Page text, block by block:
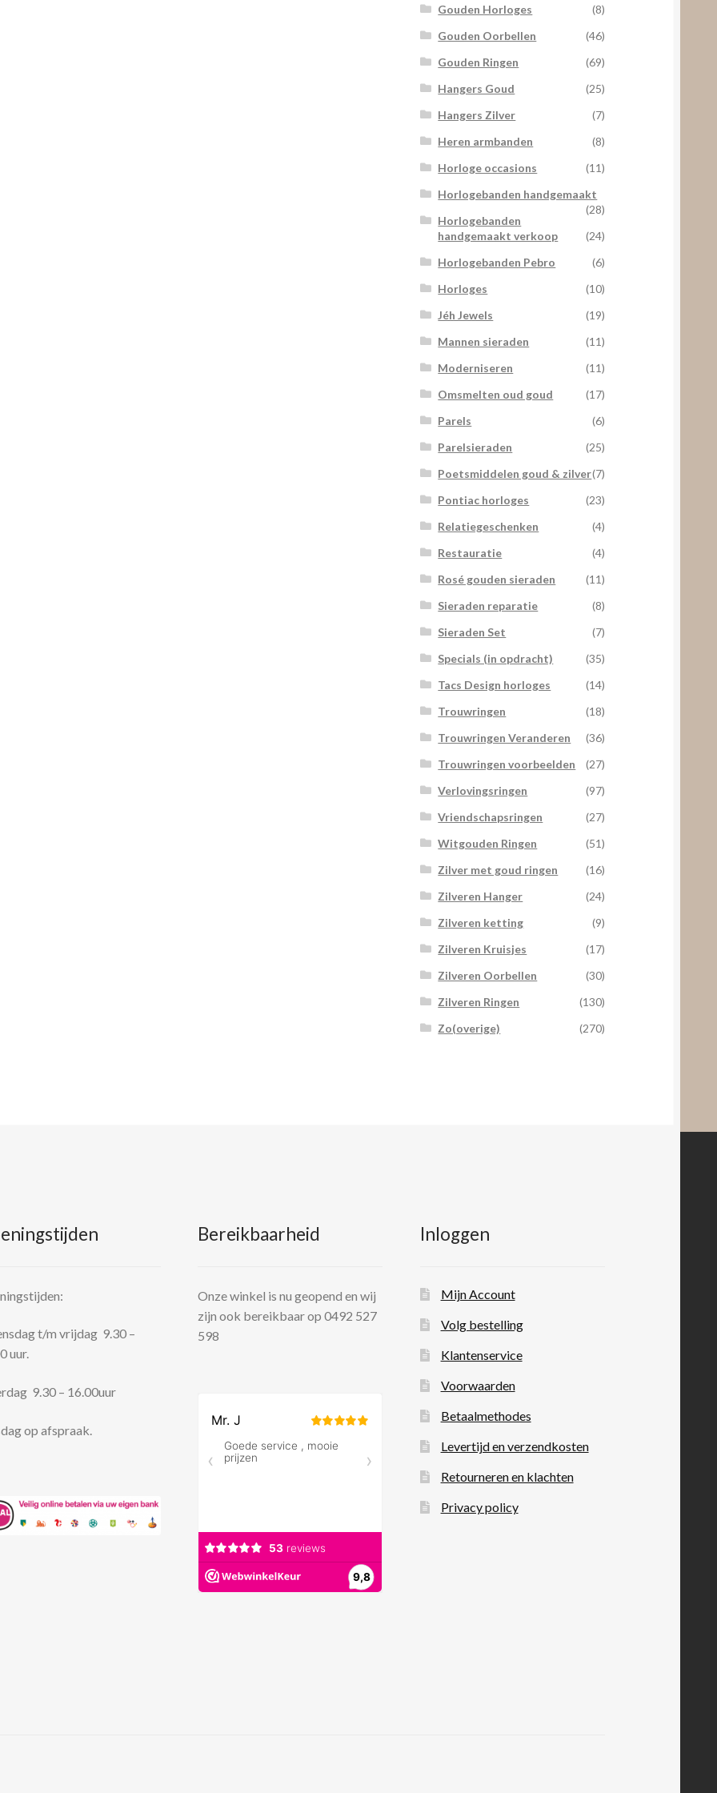
Gouden Horloges
(8)
Gouden Oorbellen
(46)
Gouden Ringen
(69)
Hangers Goud
(25)
Hangers Zilver
(7)
Heren armbanden
(8)
Horloge occasions
(11)
Horlogebanden handgemaakt
(28)
Horlogebanden
handgemaakt verkoop
(24)
Horlogebanden Pebro
(6)
Horloges
(10)
Jéh Jewels
(19)
Mannen sieraden
(11)
Moderniseren
(11)
Omsmelten oud goud
(17)
Parels
(6)
Parelsieraden
(25)
Poetsmiddelen goud & zilver(7)
Pontiac horloges
(23)
Relatiegeschenken
(4)
Restauratie
(4)
Rosé gouden sieraden
(11)
Sieraden reparatie
(8)
Sieraden Set
(7)
Specials (in opdracht)
(35)
Tacs Design horloges
(14)
Trouwringen
(18)
Trouwringen Veranderen
(36)
Trouwringen voorbeelden
(27)
Verlovingsringen
(97)
Vriendschapsringen
(27)
Witgouden Ringen
(51)
Zilver met goud ringen
(16)
Zilveren Hanger
(24)
Zilveren ketting
(9)
Zilveren Kruisjes
(17)
Zilveren Oorbellen
(30)
Zilveren Ringen
(130)
Zo(overige)
(270)
t/m vrijdag 9.30 –
uur.
9.30 – 16.00uur
op afspraak.
Bereikbaarheid
Onze winkel is nu geopend en wij
zijn ook bereikbaar op 0492 527
598
Inloggen
Mijn Account
Volg bestelling
Klantenservice
Voorwaarden
Betaalmethodes
Levertijd en verzendkosten
Retourneren en klachten
Privacy policy